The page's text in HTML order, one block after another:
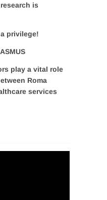
is
privilege!
play a vital role
Roma
services